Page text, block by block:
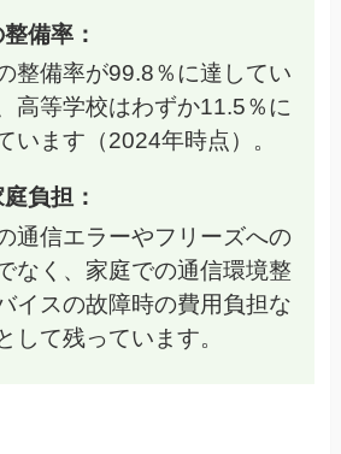
備率：
整備率が99.8％に達してい
高等学校はわずか11.5％に
います（2024年時点）。
負担：
通信エラーやフリーズへの
なく、家庭での通信環境整
イスの故障時の費用負担な
して残っています。